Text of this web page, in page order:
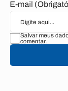
E-mail
Salvar meus
comentar.